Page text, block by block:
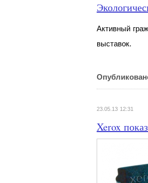
Активный
выставок.
23.05.13 12:31
Xerox